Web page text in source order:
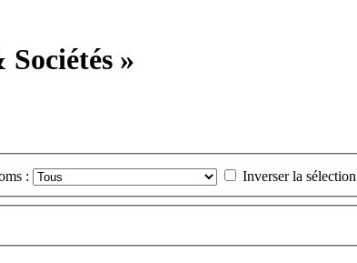
»
:
Inverser la sélection